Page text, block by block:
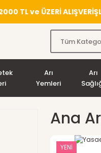
TL ve ÜZERİ
Arı
Yemleri
Arı
Ana
YENİ